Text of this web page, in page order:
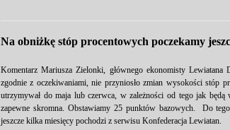
Na obniżkę stóp procentowych poczekamy
Komentarz Mariusza Zielonki, głównego ekonomisty
zgodnie z oczekiwaniami, nie przyniosło zmian wysokości stóp
utrzymywał do maja lub czerwca, w zależności od tego jak będą
zapewne skromna. Obstawiamy 25 punktów bazowych. Do
jeszcze kilka miesięcy pochodzi z serwisu Konfederacja Lewiatan.